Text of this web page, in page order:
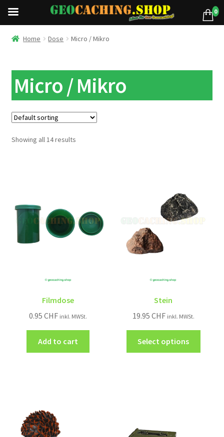
Home Dose Micro / Mikro
Micro / Mikro
Showing all 14 results
Filmdose
0.95CHF inkl. MWSt.
Add to cart
Stein
19.95 CHF inkl. MWSt.
Select options
0